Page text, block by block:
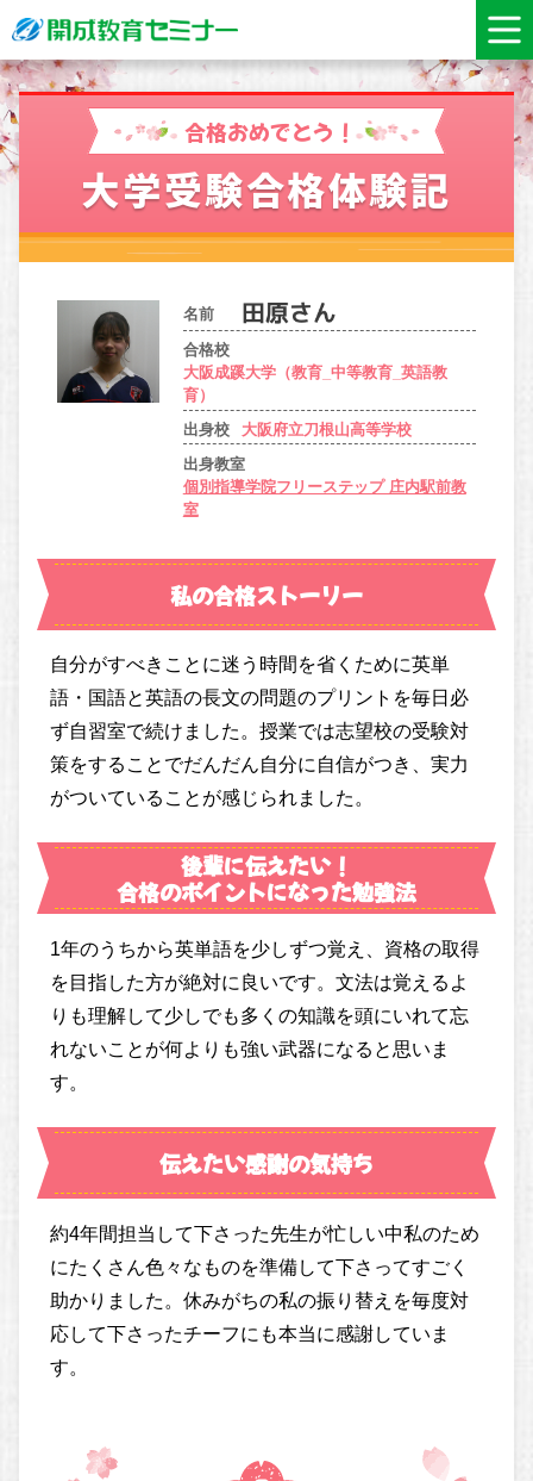
合格おめでとう！
大学受験合格体験記
名前
合格校
大阪成蹊大学（教育_中等教育_英語教
育）
出身校
大阪府立刀根山高等学校
出身教室
個別指導学院フリーステップ 庄内駅前教
室
私の合格ストーリー
自分がすべきことに迷う時間を省くために英単
語・国語と英語の長文の問題のプリントを毎日必
ず自習室で続けました。授業では志望校の受験対
策をすることでだんだん自分に自信がつき、実力
がついていることが感じられました。
後輩に伝えたい！
合格のポイントになった勉強法
1年のうちから英単語を少しずつ覚え、資格の取得
を目指した方が絶対に良いです。文法は覚えるよ
りも理解して少しでも多くの知識を頭にいれて忘
れないことが何よりも強い武器になると思いま
す。
伝えたい感謝の気持ち
約4年間担当して下さった先生が忙しい中私のため
にたくさん色々なものを準備して下さってすごく
助かりました。休みがちの私の振り替えを毎度対
応して下さったチーフにも本当に感謝していま
す。